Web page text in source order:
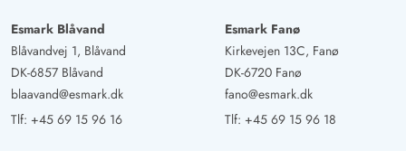
Esmark Blåvand
Blåvandvej 1, Blåvand
DK-6857 Blåvand
blaavand@esmark.dk
Tlf: +45 69 15 96 16
Esmark Fanø
Kirkevejen 13C, Fanø
DK-6720 Fanø
fano@esmark.dk
Tlf: +45 69 15 96 18